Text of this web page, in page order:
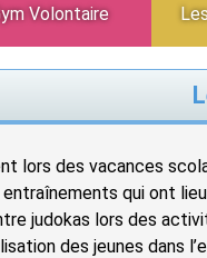
Volontaire
lors des vacances
qui ont
judokas lors des
des jeunes dans